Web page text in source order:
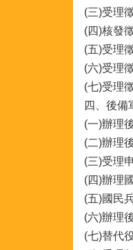
(三)受理
(四)核發
(五)受理
(六)受理
(七)受理
四、後備
(一)辦理
(二)辦理
(三)受理
(四)辦理
(五)國民
(六)辦理
(七)替代